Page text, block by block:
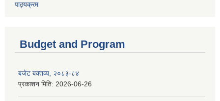
पाठ्यक्रम
Budget and Program
बजेट बक्तव्य, २०८३-८४
प्रकाशन मिति: 2026-06-26